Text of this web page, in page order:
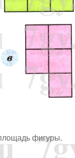
фигуры.